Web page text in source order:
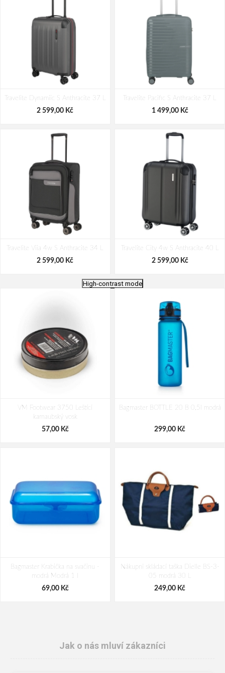
Travelite Dynamiic S Anthracite 37 L
2 599,00 Kč
Travelite Pacific S Anthracite 37 L
1 499,00 Kč
Travelite Viia 4w S Anthracite 34 L
2 599,00 Kč
Travelite City 4w S Anthracite 40 L
2 599,00 Kč
L
2 599,00 Kč
High-contrast mode
VM Footwear 3750 Leštící
karnaubský vosk
57,00 Kč
Bagmaster BOTTLE 20 B 0,5l modrá
299,00 Kč
Bagmaster Krabička na svačinu -
modrá Modrá 1 l
69,00 Kč
Nákupní skládací taška Dielle BS-3-
05 modrá 30 L
249,00 Kč
Jak o nás mluví zákazníci